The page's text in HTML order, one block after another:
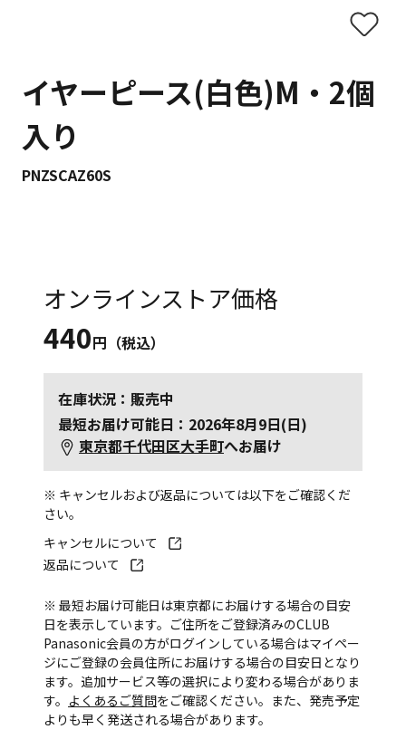
イヤーピース(白色)M・2個
入り
PNZSCAZ60S
オンラインストア価格
440円（税込）
在庫状況：販売中
最短お届け可能日：2026年8月9日(日)
東京都千代田区大手町へお届け
※ キャンセルおよび返品については以下をご確認くだ
さい。
キャンセルについて
返品について
※ 最短お届け可能日は東京都にお届けする場合の目安
日を表示しています。ご住所をご登録済みのCLUB
Panasonic会員の方がログインしている場合はマイペー
ジにご登録の会員住所にお届けする場合の目安日となり
ます。追加サービス等の選択により変わる場合がありま
す。 よくあるご質問をご確認ください。また、発売予定
よりも早く発送される場合があります。